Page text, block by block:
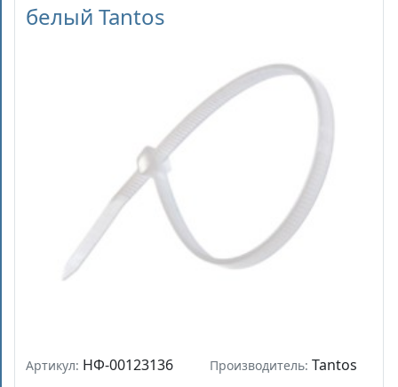
белый Tantos
Артикул: НФ-00123136 Производитель: Tantos